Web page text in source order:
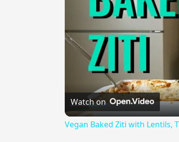
Watch on
Vegan Baked Ziti with Lentils,